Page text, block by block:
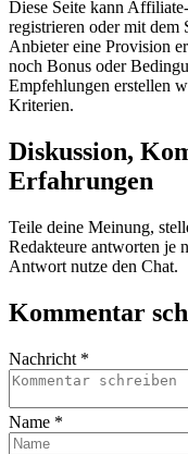
Diese Seite kann
registrieren oder mit
Anbieter eine Provision
noch Bonus oder
Empfehlungen erstellen
Kriterien.
Diskussion,
Erfahrungen
Teile deine Meinung,
Redakteure antworten je
Antwort nutze den Chat.
Kommentar
Nachricht *
Name *